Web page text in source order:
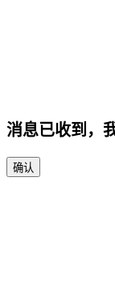
消息已收到，
确认